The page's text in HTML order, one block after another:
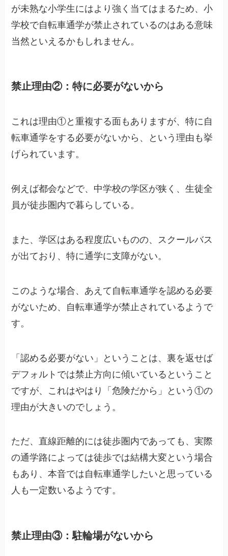
が未熟な小学生にはより強く当てはまるため、小
学校で自転車通学が禁止されているのはある意味
当然といえるかもしれません。
禁止理由②：特に必要がないから
これは理由①と重複する面もありますが、特に自
転車通学をする必要がないから、という理由も挙
げられています。
例えば都会などで、中学校の学区が狭く、生徒全
員が徒歩圏内で暮らしている。
また、学区はある程度広いものの、スクールバス
が出ており、特に通学に支障がない。
このような場合、あえて自転車通学を認める必要
がないため、自転車通学が禁止されているようで
す。
「認める必要がない」ということは、裏を返せば
デフォルトでは禁止方向に傾いているということ
ですが、これはやはり「危険だから」という①の
理由が大きいのでしょう。
ただ、直線距離的には徒歩圏内であっても、実際
の通学路によっては徒歩では結構大変という場合
もあり、本音では自転車通学したいと思っている
人も一定数いるようです。
禁止理由③：駐輪場がないから